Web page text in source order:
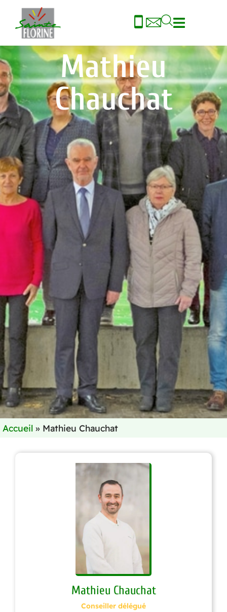
Mathieu
Chauchat
Accueil » Mathieu Chauchat
Mathieu Chauchat
Conseiller délégué